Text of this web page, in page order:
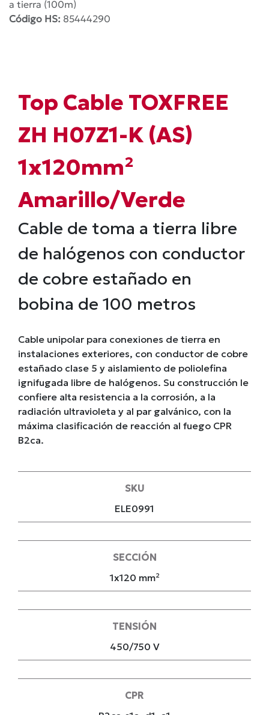
a tierra (100m)
Código HS: 85444290
Top Cable TOXFREE
ZH H07Z1-K (AS)
1x120mm²
Amarillo/Verde
Cable de toma a tierra libre
de halógenos con conductor
de cobre estañado en
bobina de 100 metros
Cable unipolar para conexiones de tierra en
instalaciones exteriores, con conductor de cobre
estañado clase 5 y aislamiento de poliolefina
ignifugada libre de halógenos. Su construcción le
confiere alta resistencia a la corrosión, a la
radiación ultravioleta y al par galvánico, con la
máxima clasificación de reacción al fuego CPR
B2ca.
SKU
ELE0991
SECCIÓN
1x120 mm²
TENSIÓN
450/750 V
CPR